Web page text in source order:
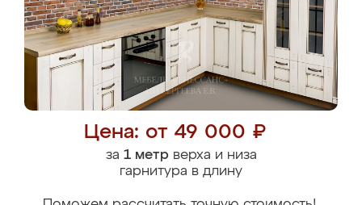
Цена: от 49 000 ₽
за 1 метрверха и низа
гарнитура в длину